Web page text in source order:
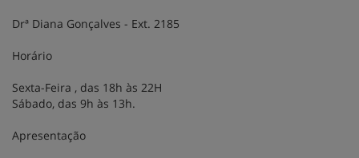
Drª Diana Gonçalves - Ext. 2185
Horário
Sexta-Feira , das 18h às 22H
Sábado, das 9h às 13h.
Apresentação